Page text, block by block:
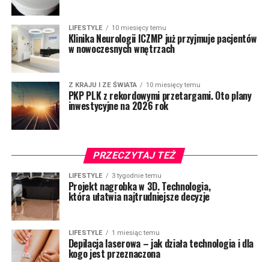
LIFESTYLE 10 miesięcy temu
Klinika Neurologii ICZMP już przyjmuje pacjentów
w nowoczesnych wnętrzach
Z KRAJU I ZE ŚWIATA 10 miesięcy temu
PKP PLK z rekordowymi przetargami. Oto plany
inwestycyjne na 2026 rok
PRZECZYTAJ TEŻ
LIFESTYLE 3 tygodnie temu
Projekt nagrobka w 3D. Technologia,
która ułatwia najtrudniejsze decyzje
LIFESTYLE 1 miesiąc temu
Depilacja laserowa – jak działa technologia i dla
kogo jest przeznaczona